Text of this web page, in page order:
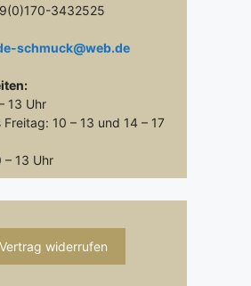
3432525
schmuck@web.de
13 Uhr
10 – 13 und 14 – 17
– 13 Uhr
Vertrag widerrufen